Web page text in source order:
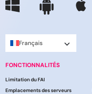
Français
FONCTIONNALITÉS
Limitation du FAI
Emplacements des serveurs